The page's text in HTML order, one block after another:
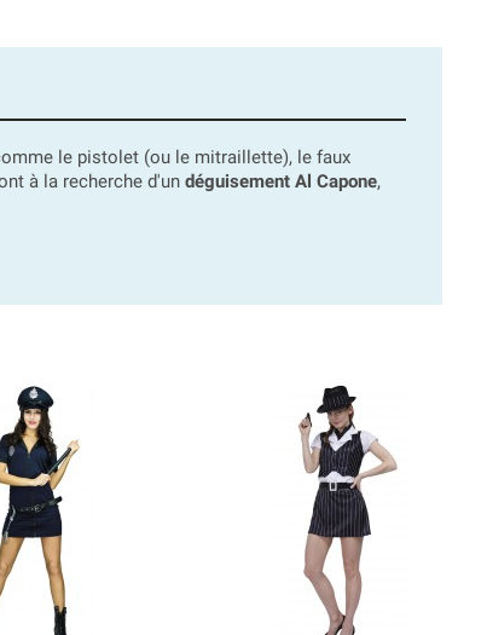
le pistolet (ou le mitraillette), le faux
à la recherche d'un déguisement Al Capone,